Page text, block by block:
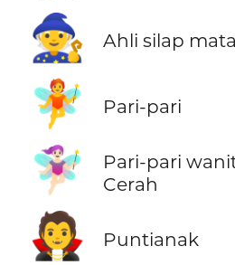
🧙 Ahli silap mata
🧚 Pari-pari
🧚🏻‍♀️
Pari-pari
Cerah
🧛 Puntianak